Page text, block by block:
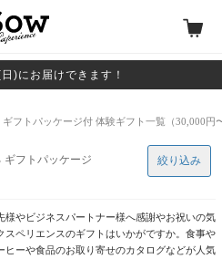
)にお届けできます！
フトパッケージ付 体験ギフト一覧（30,000円
ギフトパッケージ
様やビジネスパートナー様へ感謝やお祝いの気
ペリエンスのギフトはいかがですか。食事や
ヒーや食品のお取り寄せのカタログなどが人気
絞り込み